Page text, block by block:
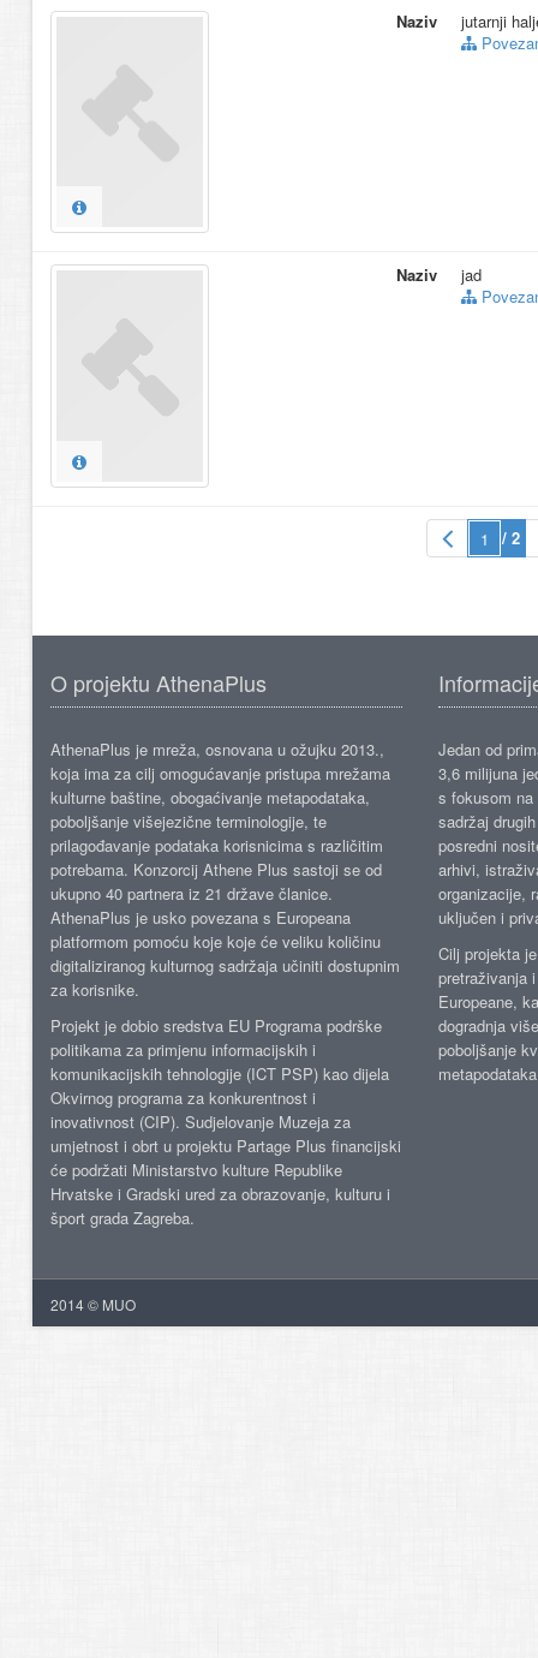
Naziv
jutarnji
Naziv
jad
/ 2
O projektu AthenaPlus
AthenaPlus je mreža, osnovana u ožujku 2013.,
koja ima za cilj omogućavanje pristupa mrežama
kulturne baštine, obogaćivanje metapodataka,
poboljšanje višejezične terminologije, te
prilagođavanje podataka korisnicima s različitim
potrebama. Konzorcij Athene Plus sastoji se od
ukupno 40 partnera iz 21 države članice.
AthenaPlus je usko povezana s Europeana
platformom pomoću koje koje će veliku količinu
digitaliziranog kulturnog sadržaja učiniti dostupnim
za korisnike.
Projekt je dobio sredstva EU Programa podrške
politikama za primjenu informacijskih i
komunikacijskih tehnologije (ICT PSP) kao dijela
Okvirnog programa za konkurentnost i
inovativnost (CIP). Sudjelovanje Muzeja za
umjetnost i obrt u projektu Partage Plus financijski
će podržati Ministarstvo kulture Republike
Hrvatske i Gradski ured za obrazovanje, kulturu i
šport grada Zagreba.
Jedan od
3,6 milijuna
s fokusom
sadržaj
posredni
arhivi,
organizacije,
uključen i
Cilj projekta
pretraživanja
Europeane,
dogradnja
poboljšanje
2014 © MUO